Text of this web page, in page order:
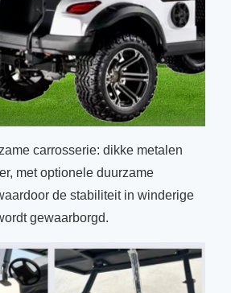
carrosserie: dikke metalen
met optionele duurzame
de stabiliteit in winderige
gewaarborgd.